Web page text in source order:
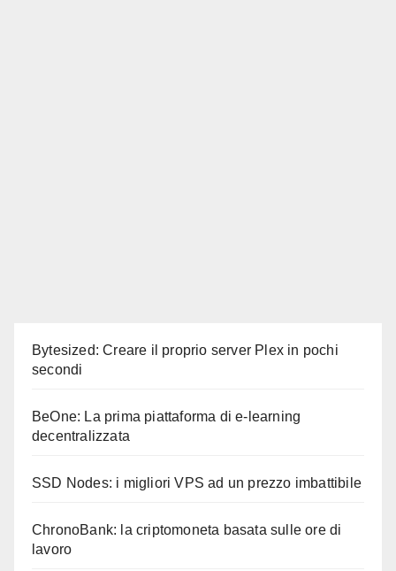
Bytesized: Creare il proprio server Plex in pochi
secondi
BeOne: La prima piattaforma di e-learning
decentralizzata
SSD Nodes: i migliori VPS ad un prezzo imbattibile
ChronoBank: la criptomoneta basata sulle ore di
lavoro